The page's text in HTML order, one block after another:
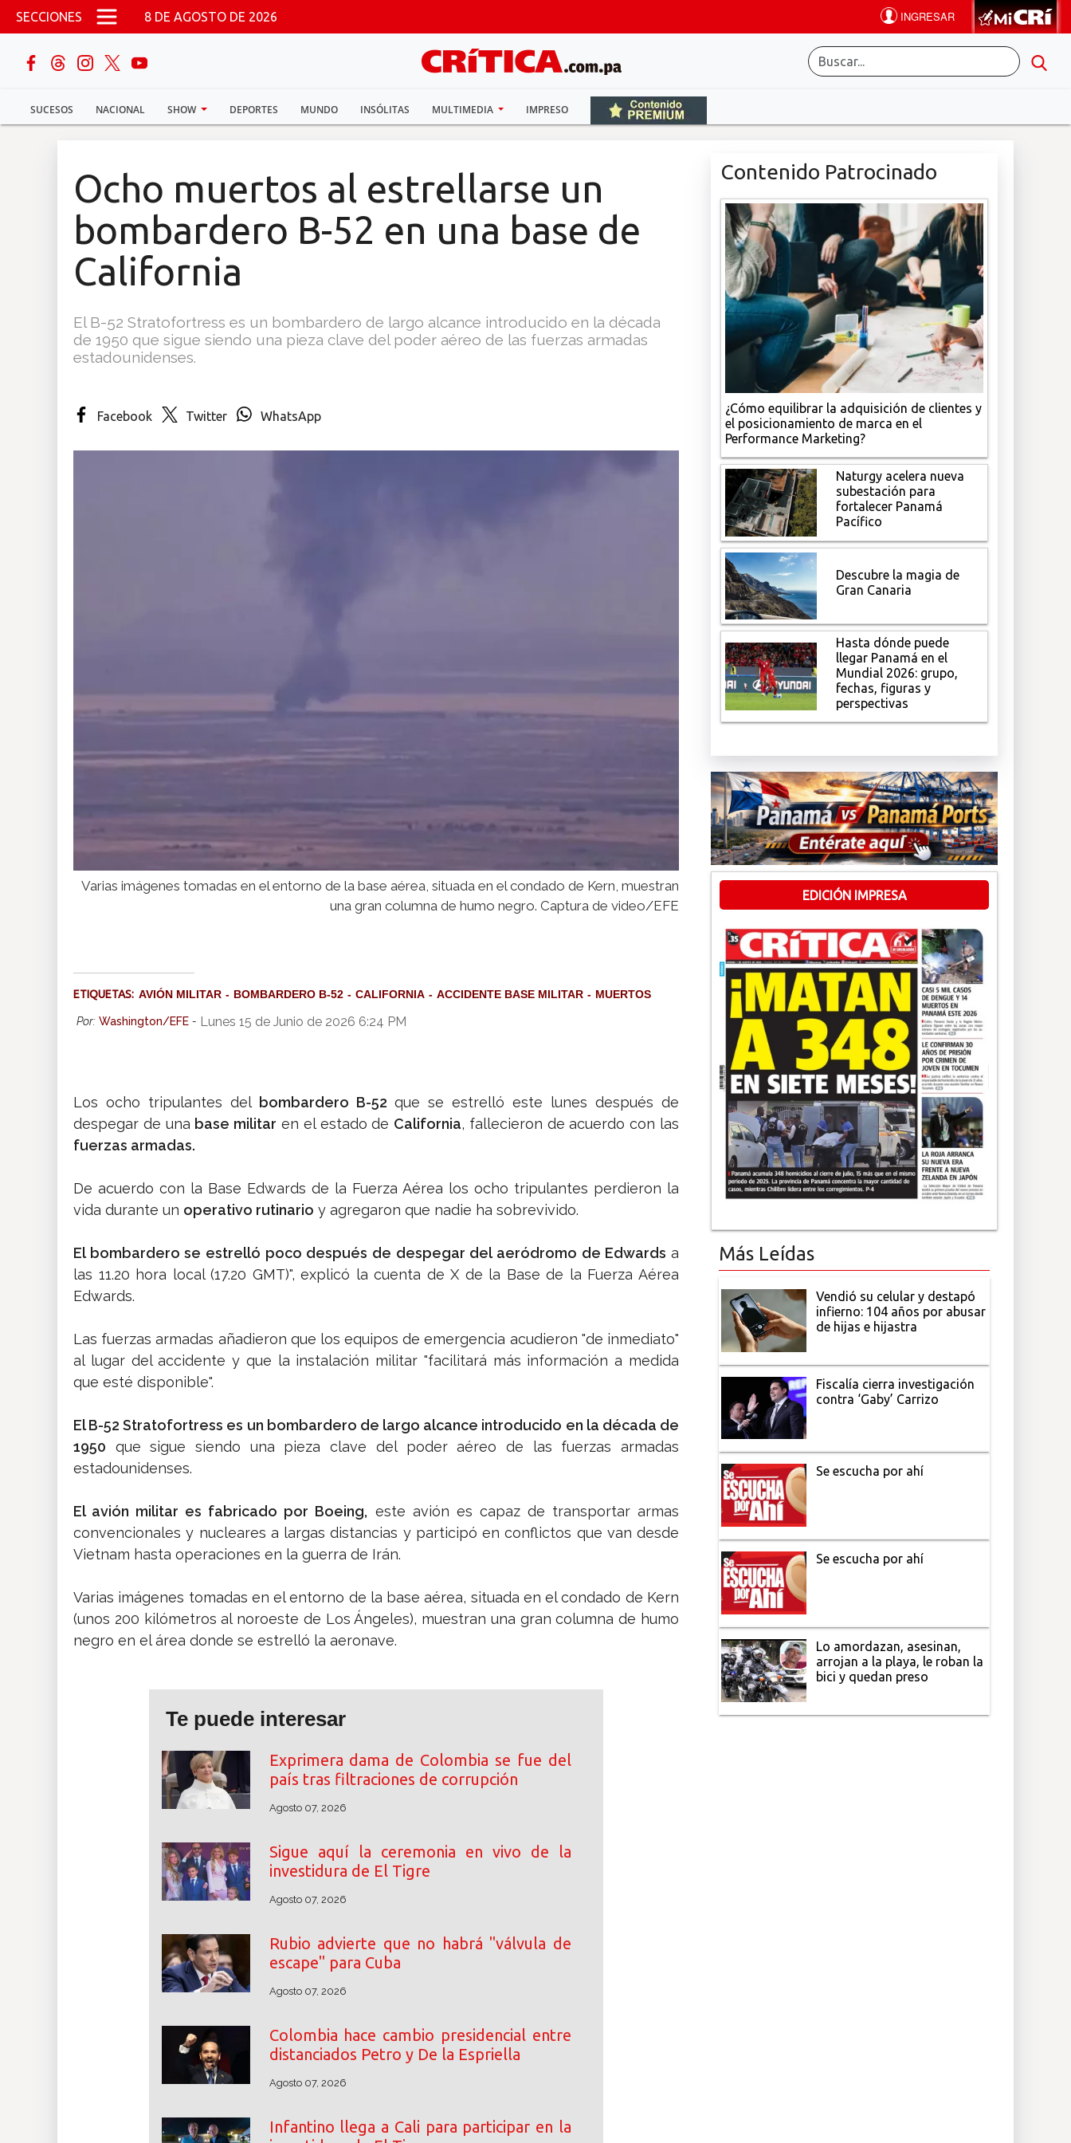
Pasar al contenido principal
SECCIONES 8 DE AGOSTO DE 2026
SUCESOS NACIONAL SHOW DEPORTES MUNDO INSÓLITAS MULTIMEDIA IMPRESO
buscar
Sucesos
Ocho muertos al estrellarse un
bombardero B-52 en una base de
California
El B-52 Stratofortress es un bombardero de largo alcance introducido en la década
de 1950 que sigue siendo una pieza clave del poder aéreo de las fuerzas armadas
estadounidenses.
Facebook Twitter WhatsApp
Varias imágenes tomadas en el entorno de la base aérea, situada en el condado de Kern, muestran
una gran columna de humo negro. Captura de video/EFE
ETIQUETAS: AVIÓN MILITAR BOMBARDERO B-52 CALIFORNIA ACCIDENTE BASE MILITAR MUERTOS
Por: Washington/EFE - Lunes 15 de Junio de 2026 6:24 PM
Los ocho tripulantes del bombardero B-52 que se estrelló este lunes después de
despegar de una base militar en el estado de California, fallecieron de acuerdo con las
fuerzas armadas.
De acuerdo con la Base Edwards de la Fuerza Aérea los ocho tripulantes perdieron la
vida durante un operativo rutinario y agregaron que nadie ha sobrevivido.
El bombardero se estrelló poco después de despegar del aeródromo de Edwards a
las 11.20 hora local (17.20 GMT)", explicó la cuenta de X de la Base de la Fuerza Aérea
Edwards.
Las fuerzas armadas añadieron que los equipos de emergencia acudieron "de inmediato"
al lugar del accidente y que la instalación militar "facilitará más información a medida
que esté disponible".
El B-52 Stratofortress es un bombardero de largo alcance introducido en la década de
1950 que sigue siendo una pieza clave del poder aéreo de las fuerzas armadas
estadounidenses.
El avión militar es fabricado por Boeing, este avión es capaz de transportar armas
convencionales y nucleares a largas distancias y participó en conflictos que van desde
Vietnam hasta operaciones en la guerra de Irán.
Varias imágenes tomadas en el entorno de la base aérea, situada en el condado de Kern
(unos 200 kilómetros al noroeste de Los Ángeles), muestran una gran columna de humo
negro en el área donde se estrelló la aeronave.
Te puede interesar
Exprimera dama de Colombia se fue del
país tras filtraciones de corrupción
Agosto 07, 2026
Sigue aquí la ceremonia en vivo de la
investidura de El Tigre
Agosto 07, 2026
Rubio advierte que no habrá "válvula de
escape" para Cuba
Agosto 07, 2026
Colombia hace cambio presidencial entre
distanciados Petro y De la Espriella
Agosto 07, 2026
Infantino llega a Cali para participar en la
Contenido Patrocinado
¿Cómo equilibrar la adquisición de clientes y
el posicionamiento de marca en el
Performance Marketing?
Naturgy acelera nueva
subestación para
fortalecer Panamá
Pacífico
Descubre la magia de
Gran Canaria
Hasta dónde puede
llegar Panamá en el
Mundial 2026: grupo,
fechas, figuras y
perspectivas
EDICIÓN IMPRESA
Más Leídas
Vendió su celular y destapó
infierno: 104 años por abusar
de hijas e hijastra
Fiscalía cierra investigación
contra ‘Gaby’ Carrizo
Se escucha por ahí
Se escucha por ahí
Lo amordazan, asesinan,
arrojan a la playa, le roban la
bici y quedan preso